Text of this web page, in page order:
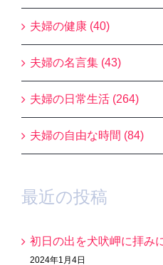
夫婦の健康 (40)
夫婦の名言集 (43)
夫婦の日常生活 (264)
夫婦の自由な時間 (84)
最近の投稿
初日の出を犬吠岬に拝み
2024年1月4日